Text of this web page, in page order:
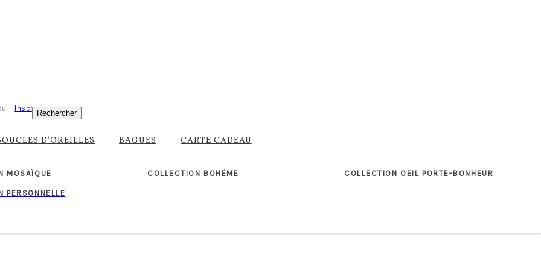
Inscription
Rechercher
MOSAÏQUE COLLECTION BOHÈME COLLECTION OEIL PORTE-BONHEUR
PERSONNELLE
D'OREILLES BAGUES CARTE CADEAU